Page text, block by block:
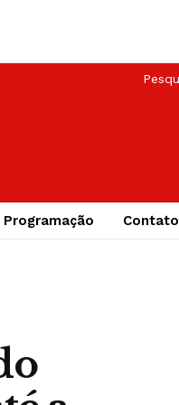
Programação Contato